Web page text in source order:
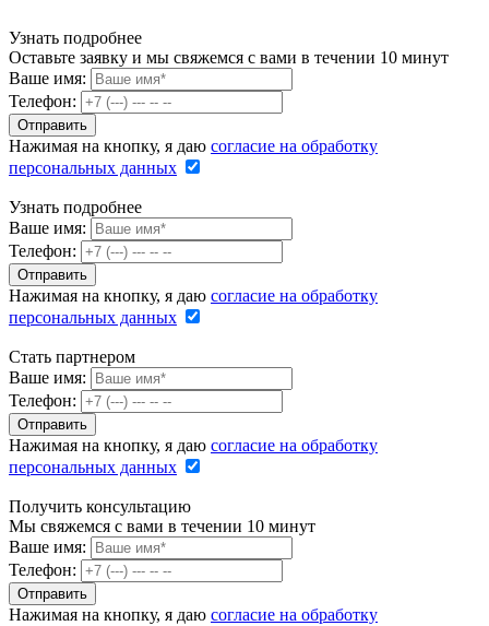
Узнать подробнее
Оставьте заявку и мы свяжемся с вами в течении 10 минут
Ваше имя:
Телефон:
Нажимая на кнопку, я даю согласие на обработку
персональных данных
Узнать подробнее
Ваше имя:
Телефон:
Нажимая на кнопку, я даю согласие на обработку
персональных данных
Стать партнером
Ваше имя:
Телефон:
Нажимая на кнопку, я даю согласие на обработку
персональных данных
Получить консультацию
Мы свяжемся с вами в течении 10 минут
Ваше имя:
Телефон:
Нажимая на кнопку, я даю согласие на обработку